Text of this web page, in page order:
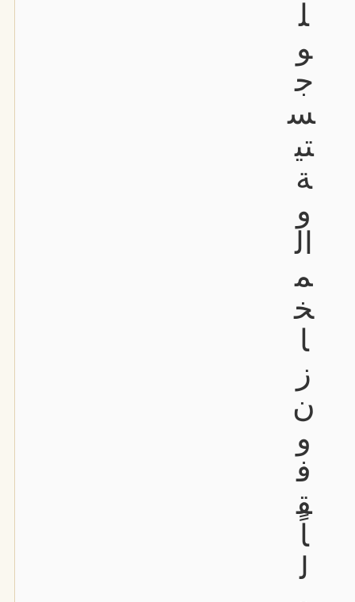
ل
و
ج
س
تي
ة
و
ال
م
خ
ا
ز
ن
و
ف
ق
اً
ل